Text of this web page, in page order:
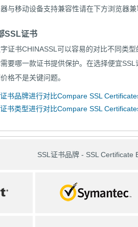
与移动设备支持兼容性请在下方浏览器
SSL证书
证书CHINASSL可以容易的对比不同类
要哪一款证书提供保护。在选择便宜
格不是关键问题。
书品牌进行对比Compare SSL
书类型进行对比Compare SSL
SSL证书品牌 - SSL Certificate